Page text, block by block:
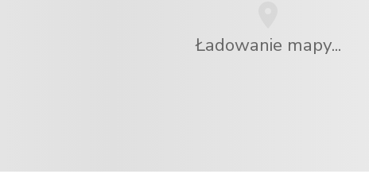
Ładowanie mapy...